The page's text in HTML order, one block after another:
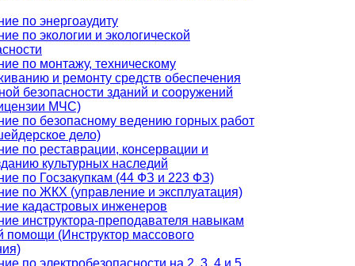
по энергоаудиту
по экологии и экологической
по монтажу, техническому
и ремонту средств обеспечения
безопасности зданий и сооружений
МЧС)
по безопасному ведению горных работ
дело)
по реставрации, консервации и
культурных наследий
по Госзакупкам (44 ФЗ и 223 ФЗ)
по ЖКХ (управление и эксплуатация)
кадастровых инженеров
инструктора-преподавателя навыкам
помощи (Инструктор массового
по электробезопасности на 2, 3, 4 и 5